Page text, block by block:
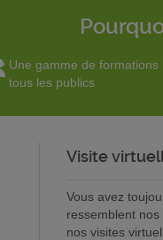
Une gamme de formations
tous les publics
Visite
Vous avez
ressemblent
nos visites